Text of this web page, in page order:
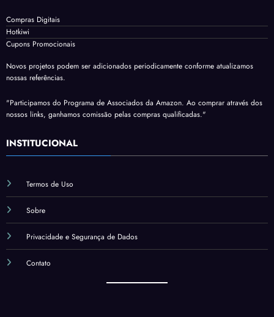
Compras Digitais
Hotkiwi
Cupons Promocionais
Novos projetos podem ser adicionados periodicamente conforme atualizamos
nossas referências.
"Participamos do Programa de Associados da Amazon. Ao comprar através dos
nossos links, ganhamos comissão pelas compras qualificadas."
INSTITUCIONAL
Termos de Uso
Sobre
Privacidade e Segurança de Dados
Contato